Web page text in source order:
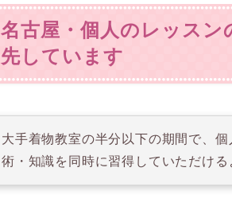
名古屋・個人のレッスン
先しています
大手着物教室の半分以下の期間で、
術・知識を同時に習得していただける